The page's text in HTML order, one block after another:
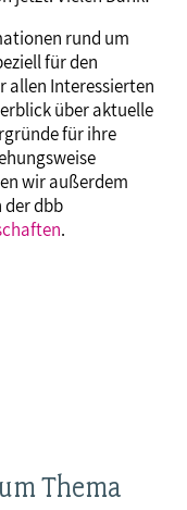
rund um
für den
allen Interessierten
über aktuelle
für ihre
wir außerdem
der dbb
.
Thema